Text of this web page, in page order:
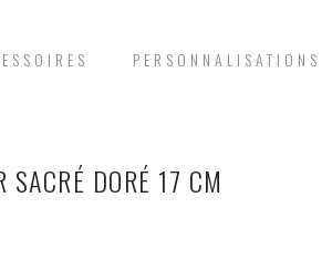
PERSONNALISATIONS
SACRÉ DORÉ 17 CM